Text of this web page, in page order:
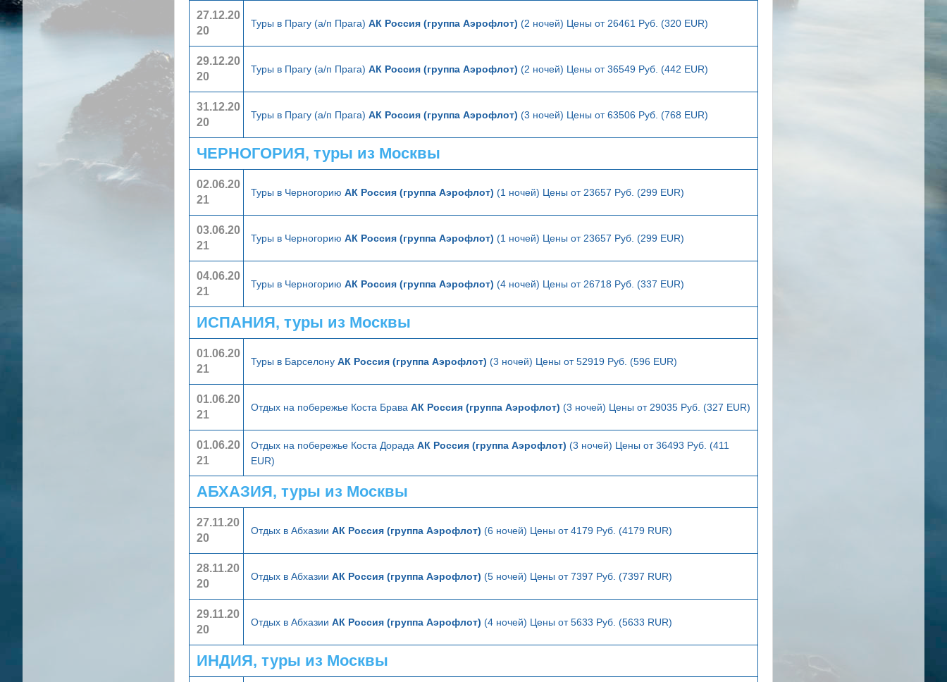
27.12.20
20
Туры в Прагу (а/п Прага) АК Россия (группа Аэрофлот) (2 ночей) Цены от 26461 Руб. (320 EUR)
29.12.20
20
Туры в Прагу (а/п Прага) АК Россия (группа Аэрофлот) (2 ночей) Цены от 36549 Руб. (442 EUR)
31.12.20
20
Туры в Прагу (а/п Прага) АК Россия (группа Аэрофлот) (3 ночей) Цены от 63506 Руб. (768 EUR)
ЧЕРНОГОРИЯ, туры из Москвы
02.06.20
21
Туры в Черногорию АК Россия (группа Аэрофлот) (1 ночей) Цены от 23657 Руб. (299 EUR)
03.06.20
21
Туры в Черногорию АК Россия (группа Аэрофлот) (1 ночей) Цены от 23657 Руб. (299 EUR)
04.06.20
21
Туры в Черногорию АК Россия (группа Аэрофлот) (4 ночей) Цены от 26718 Руб. (337 EUR)
ИСПАНИЯ, туры из Москвы
01.06.20
21
Туры в Барселону АК Россия (группа Аэрофлот) (3 ночей) Цены от 52919 Руб. (596 EUR)
01.06.20
21
Отдых на побережье Коста Брава АК Россия (группа Аэрофлот) (3 ночей) Цены от 29035 Руб. (327 EUR)
01.06.20
21
Отдых на побережье Коста Дорада АК Россия (группа Аэрофлот) (3 ночей) Цены от 36493 Руб. (411
EUR)
АБХАЗИЯ, туры из Москвы
27.11.20
20
Отдых в Абхазии АК Россия (группа Аэрофлот) (6 ночей) Цены от 4179 Руб. (4179 RUR)
28.11.20
20
Отдых в Абхазии АК Россия (группа Аэрофлот) (5 ночей) Цены от 7397 Руб. (7397 RUR)
29.11.20
20
Отдых в Абхазии АК Россия (группа Аэрофлот) (4 ночей) Цены от 5633 Руб. (5633 RUR)
ИНДИЯ, туры из Москвы